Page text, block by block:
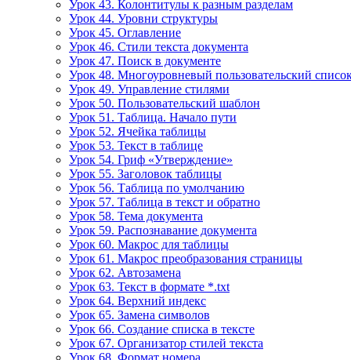
Урок 43. Колонтитулы к разным разделам
Урок 44. Уровни структуры
Урок 45. Оглавление
Урок 46. Стили текста документа
Урок 47. Поиск в документе
Урок 48. Многоуровневый пользовательский
Урок 49. Управление стилями
Урок 50. Пользовательский шаблон
Урок 51. Таблица. Начало пути
Урок 52. Ячейка таблицы
Урок 53. Текст в таблице
Урок 54. Гриф «Утверждение»
Урок 55. Заголовок таблицы
Урок 56. Таблица по умолчанию
Урок 57. Таблица в текст и обратно
Урок 58. Тема документа
Урок 59. Распознавание документа
Урок 60. Макрос для таблицы
Урок 61. Макрос преобразования страницы
Урок 62. Автозамена
Урок 63. Текст в формате *.txt
Урок 64. Верхний индекс
Урок 65. Замена символов
Урок 66. Создание списка в тексте
Урок 67. Организатор стилей текста
Урок 68. Формат номера